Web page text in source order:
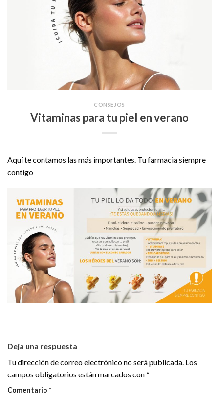
CONSEJOS
Vitaminas para tu piel en verano
Aquí te contamos las más importantes. Tu farmacia siempre
contigo
Deja una respuesta
Tu dirección de correo electrónico no será publicada. Los
campos obligatorios están marcados con*
Comentario *